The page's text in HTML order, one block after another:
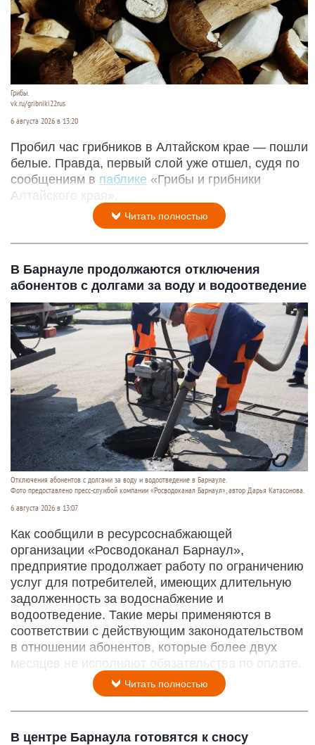
Грибы.
vk.ru/gribniki22rus
6 августа 2026 в 13:20
Пробил час грибников в Алтайском крае — пошли
белые. Правда, первый слой уже отшел, судя по
сообщениям в паблике «Грибы и грибники
Алтайского края».
Читать полностью
В Барнауле продолжаются отключения
абонентов с долгами за воду и водоотведение
Отключения абонентов с долгами за воду и водоотведение в Барнауле.
Фото предоставлено пресс-службой компании «Росводоканал Барнаул», автор Дарья Катасонова.
6 августа 2026 в 13:07
Как сообщили в ресурсоснабжающей
организации «Росводоканал Барнаул»,
предприятие продолжает работу по ограничению
услуг для потребителей, имеющих длительную
задолженность за водоснабжение и
водоотведение. Такие меры применяются в
соответствии с действующим законодательством
в отношении абонентов, которые более двух
месяцев не исполняют обязательства по оплате.
Читать полностью
В центре Барнаула готовятся к сносу